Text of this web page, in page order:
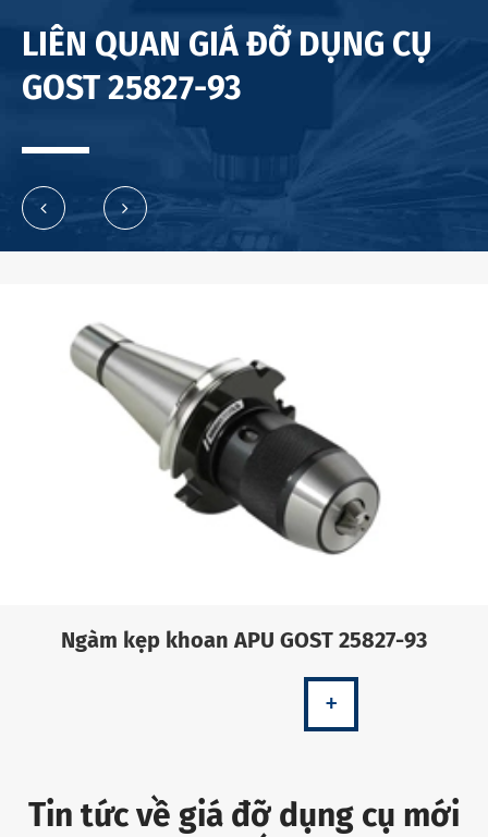
LIÊN QUAN GIÁ ĐỠ DỤNG CỤ
GOST 25827-93
Ngàm kẹp khoan APU GOST 25827-93
+
Tin tức về giá đỡ dụng cụ mới